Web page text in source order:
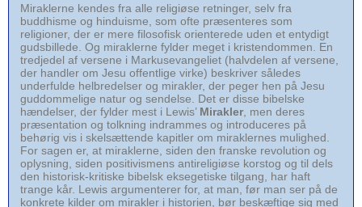
Miraklerne kendes fra alle religiøse retninger, selv fra
buddhisme og hinduisme, som ofte præsenteres som
religioner, der er mere filosofisk orienterede uden et entydigt
gudsbillede. Og miraklerne fylder meget i kristendommen. En
tredjedel af versene i Markusevangeliet (halvdelen af versene,
der handler om Jesu offentlige virke) beskriver således
underfulde helbredelser og mirakler, der peger hen på Jesu
guddommelige natur og sendelse. Det er disse bibelske
hændelser, der fylder mest i Lewis’ Mirakler, men deres
præsentation og tolkning indrammes og introduceres på
behørig vis i skelsættende kapitler om miraklernes mulighed.
For sagen er, at miraklerne, siden den franske revolution og
oplysning, siden positivismens antireligiøse korstog og til dels
den historisk-kritiske bibelsk eksegetiske tilgang, har haft
trange kår. Lewis argumenterer for, at man, før man ser på de
konkrete kilder om mirakler i historien, bør beskæftige sig med